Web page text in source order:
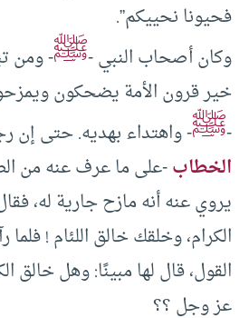
فحيونا نحييكم”.
وكان أصحاب النبي -ﷺ- ومن
خير قرون الأمة يضحكون
-ﷺ- واهتداء بهديه. حتى إن
الخطاب-على ما عرف عنه من
يروي عنه أنه مازح جارية له،
الكرام، وخلقك خالق اللئام !
القول، قال لها مبينًا: وهل خالق
عز وجل ؟؟